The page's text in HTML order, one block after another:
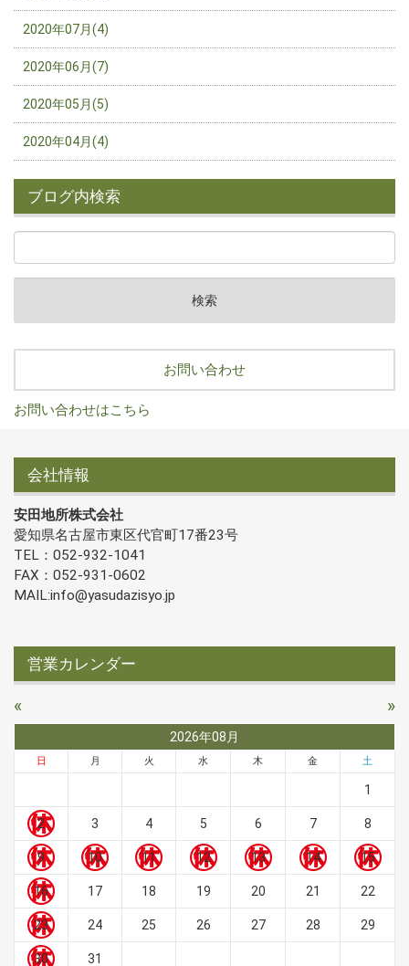
2020年07月(4)
2020年06月(7)
2020年05月(5)
2020年04月(4)
ブログ内検索
お問い合わせ
お問い合わせはこちら
会社情報
安田地所株式会社
愛知県名古屋市東区代官町17番23号
TEL：052-932-1041
FAX：052-931-0602
MAIL:info@yasudazisyo.jp
営業カレンダー
« »
2026年08月
日 月 火 水 木 金 土
1
2 3 4 5 6 7 8
9 10 11 12 13 14 15
16 17 18 19 20 21 22
23 24 25 26 27 28 29
30 31